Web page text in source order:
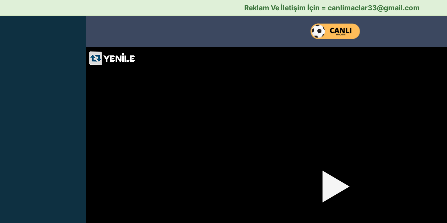
Reklam Ve İletişim İçin = canlimaclar33@gmail.com
▶